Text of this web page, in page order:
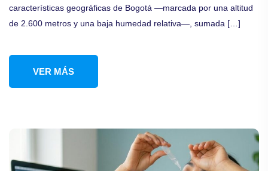
características geográficas de Bogotá —marcada por una altitud
de 2.600 metros y una baja humedad relativa—, sumada […]
VER MÁS